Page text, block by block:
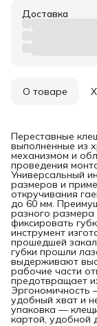
Доставка
О товаре
Переставные
выполненные из
механизмом и
проведения
Универсальный
размеров и
откручивания
до 60 мм.
разного
фиксировать
инструмент
прошедшей
губки прошли
выдерживают
рабочие части
предотвращает
Эргономичность
удобный хват и
упаковка —
картой, удобной